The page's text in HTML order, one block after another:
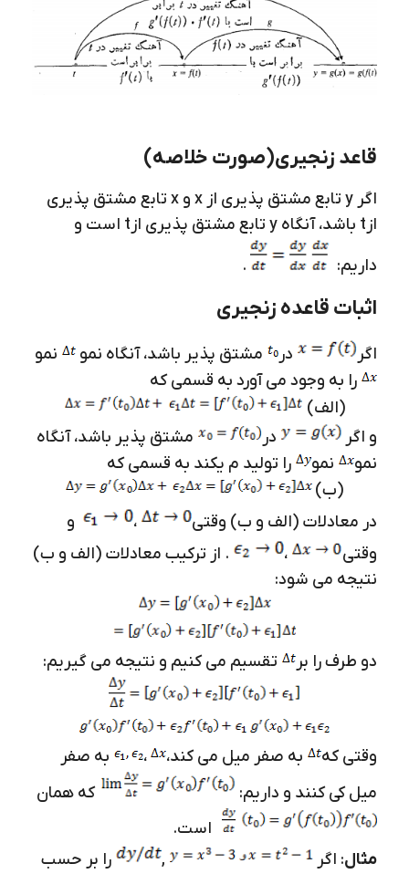
قاعد زنجیری(صورت خلاصه)
اگر y تابع مشتق پذیری از x و x تابع مشتق پذیری
ازt باشد، آنگاه y تابع مشتق پذیری ازt است و
داریم:
.
اثبات قاعده زنجیری
اگر در مشتق پذیر باشد، آنگاه نمو
نمو
را به وجود می آورد به قسمی که
(الف)
و اگر
در
مشتق پذیر باشد، آنگاه
نمو
نمو
را تولید م یکند به قسمی که
(ب)
در معادلات (الف و ب) وقتی
،
و
وقتی
،
. از ترکیب معادلات (الف و ب)
نتیجه می شود:
دو طرف را بر تقسیم می کنیم و نتیجه می گیریم:
وقتی که به صفر میل می کند، ،
به صفر
میل کی کنند و داریم:
که همان
است.
مثال: اگر ,
را بر حسب